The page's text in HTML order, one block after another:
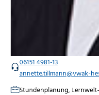
06151 4981-13
annette.tillmann@vwak-
Stundenplanung,